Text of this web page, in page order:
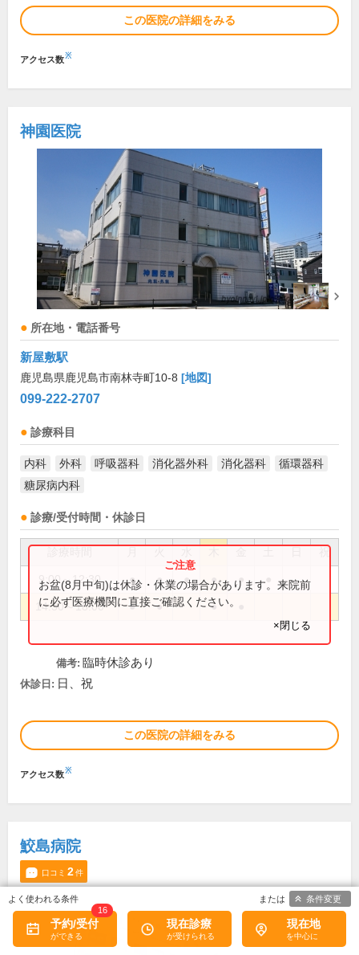
この医院の詳細をみる
アクセス数※
神園医院
所在地・電話番号
新屋敷駅
鹿児島県鹿児島市南林寺町10-8 [地図]
099-222-2707
診療科目
内科 外科 呼吸器科 消化器外科 消化器科
循環器科
糖尿病内科
診療/受付時間・休診日
祝
9:00～12:30 ● ● ● ● ●
14:30～18:00 ● ● ●
お盆(8月中旬)は休診・休業の場合があります。来院前
に必ず医療機関に直接ご確認ください。
×閉じる
備考: 臨時休診あり
休診日: 日、祝
この医院の詳細をみる
アクセス数※
鮫島病院
口コミ 2件
予約/受付
16
現在診療 現在地
条件変更